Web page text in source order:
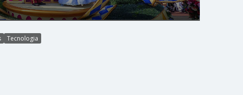
Tecnologia